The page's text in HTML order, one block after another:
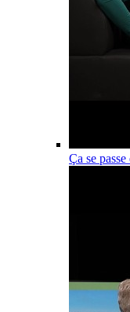
Ça se